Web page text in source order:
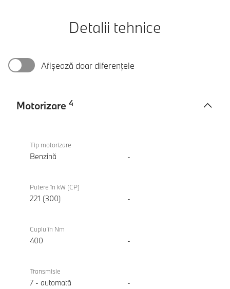
Detalii tehnice
Afișează doar diferențele
Motorizare 4
M235
xDrive
Tip motorizare
Benzină -
Putere în kW (CP)
221 (300) -
Cuplu în Nm
400 -
Transmisie
7 - automată -